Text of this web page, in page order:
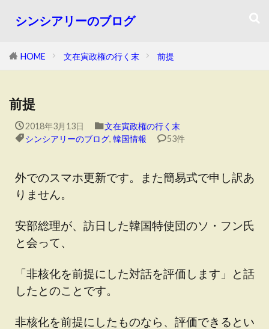
シンシアリーのブログ
HOME 文在寅政権の行く末 前提
前提
2018年3月13日
文在寅政権の行く末
シンシアリーのブログ, 韓国情報 53件
外でのスマホ更新です。また簡易式で申し訳あ
りません。
安部総理が、訪日した韓国特使団のソ・フン氏
と会って、
「非核化を前提にした対話を評価します」と話
したとのことです。
非核化を前提にしたものなら、評価できるとい